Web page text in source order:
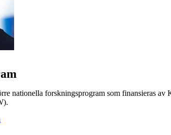
nationella forskningsprogram som finansieras av